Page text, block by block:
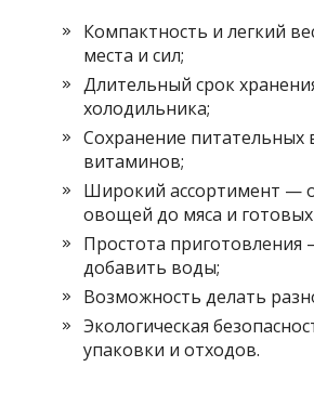
Компактность и легкий
места и сил;
Длительный срок
холодильника;
Сохранение питательных
витаминов;
Широкий ассортимент —
овощей до мяса и
Простота приготовления
добавить воды;
Возможность делать
Экологическая
упаковки и отходов.